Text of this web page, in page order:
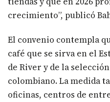
crecimiento”, publicó
El convenio contempla
café que se sirva en el
de River y de la
colombiano. La medida
oficinas, centros de